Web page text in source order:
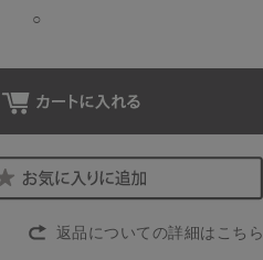
○
返品についての詳細はこちら